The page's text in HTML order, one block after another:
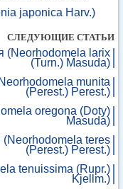
japonica Harv.)
СЛЕДУЮЩИЕ СТАТЬИ
(Neorhodomela larix
(Turn.) Masuda)
munita
(Perest.) Perest.)
oregona (Doty)
Masuda)
teres
(Perest.) Perest.)
tenuissima (Rupr.)
Kjellm.)